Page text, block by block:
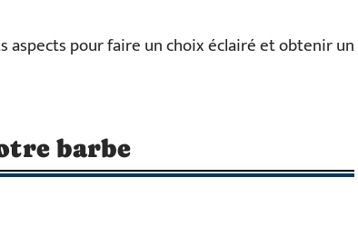
aspects pour faire un choix éclairé et obtenir un
barbe